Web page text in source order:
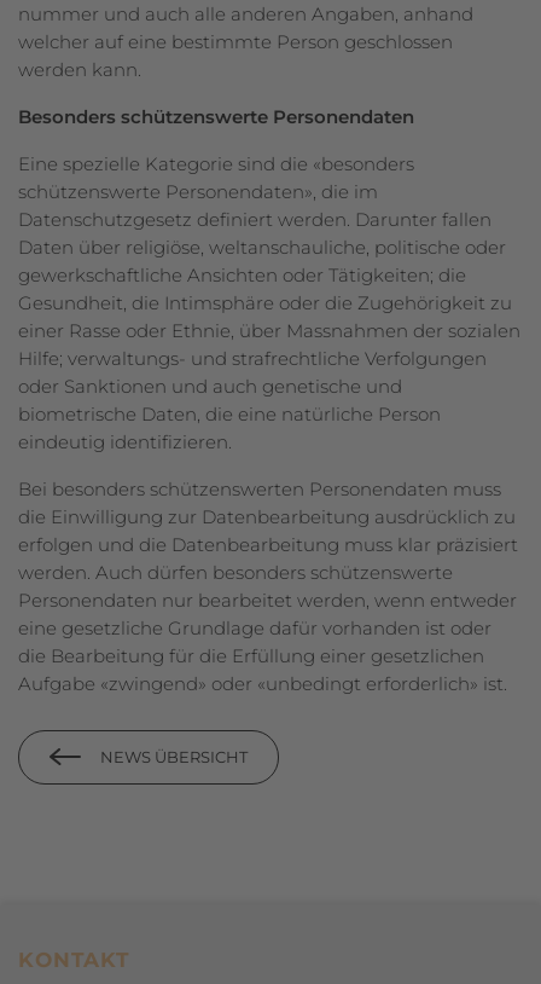
nummer und auch alle anderen Angaben, anhand
welcher auf eine bestimmte Person geschlossen
werden kann.
Besonders schützenswerte Personendaten
Eine spezielle Kategorie sind die «besonders
schützenswerte Personendaten», die im
Datenschutzgesetz definiert werden. Darunter fallen
Daten über religiöse, weltanschauliche, politische oder
gewerkschaftliche Ansichten oder Tätigkeiten; die
Gesundheit, die Intimsphäre oder die Zugehörigkeit zu
einer Rasse oder Ethnie, über Massnahmen der sozialen
Hilfe; verwaltungs- und strafrechtliche Verfolgungen
oder Sanktionen und auch genetische und
biometrische Daten, die eine natürliche Person
eindeutig identifizieren.
Bei besonders schützenswerten Personendaten muss
die Einwilligung zur Datenbearbeitung ausdrücklich zu
erfolgen und die Datenbearbeitung muss klar präzisiert
werden. Auch dürfen besonders schützenswerte
Personendaten nur bearbeitet werden, wenn entweder
eine gesetzliche Grundlage dafür vorhanden ist oder
die Bearbeitung für die Erfüllung einer gesetzlichen
Aufgabe «zwingend» oder «unbedingt erforderlich» ist.
NEWS ÜBERSICHT
Footerbereich
KONTAKT